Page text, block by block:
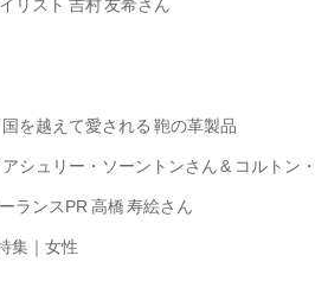
リスト 吉村 友希さん
を越えて愛される 鞄の革製品
シュリー・ソーントンさん & コルトン
ランスPR 高橋 寿絵さん
集｜女性